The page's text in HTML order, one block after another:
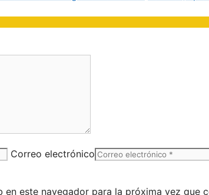
Correo electrónico
este navegador para la próxima vez que